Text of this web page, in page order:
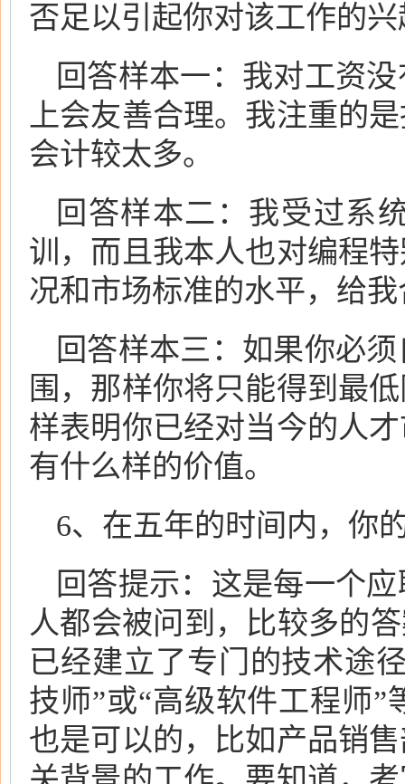
否足以引起你对该工作的
回答样本一：我对工资
上会友善合理。我注重的
会计较太多。
回答样本二：我受过系
训，而且我本人也对编程
况和市场标准的水平，给
回答样本三：如果你必
围，那样你将只能得到最
样表明你已经对当今的人
有什么样的价值。
6、在五年的时间内，你
回答提示：这是每一个
人都会被问到，比较多的
已经建立了专门的技术途
技师”或“高级软件工程师
也是可以的，比如产品销